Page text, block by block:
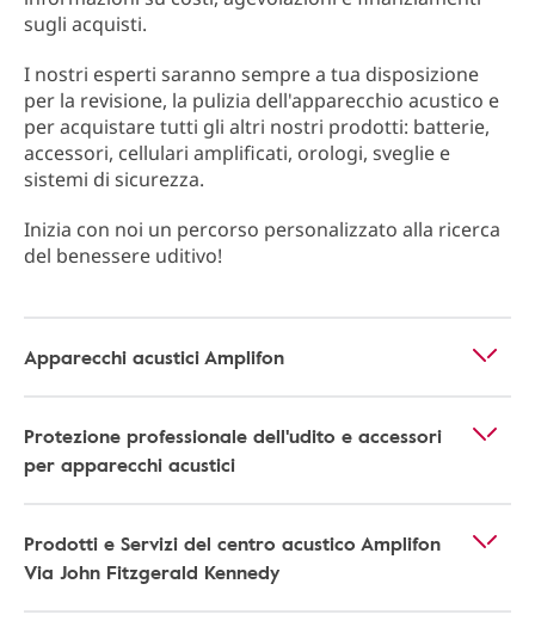
sugli acquisti.
I nostri esperti saranno sempre a tua disposizione
per la revisione, la pulizia dell'apparecchio acustico e
per acquistare tutti gli altri nostri prodotti: batterie,
accessori, cellulari amplificati, orologi, sveglie e
sistemi di sicurezza.
Inizia con noi un percorso personalizzato alla ricerca
del benessere uditivo!
Apparecchi acustici Amplifon
Protezione professionale dell'udito e accessori
per apparecchi acustici
Prodotti e Servizi del centro acustico Amplifon
Via John Fitzgerald Kennedy